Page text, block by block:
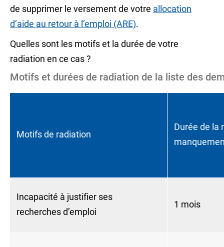
de supprimer le versement de votre allocation
d’aide au retour à l’emploi (ARE).
Quelles sont les motifs et la durée de votre
radiation en ce cas ?
Motifs et durées de radiation de la liste des
Motifs de radiation
Durée de la
Incapacité à justifier ses
recherches d’emploi
1 mois